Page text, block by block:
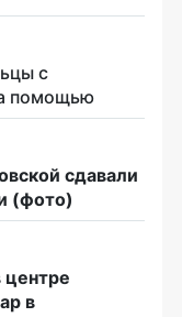
с
помощью
сдавали
(фото)
в